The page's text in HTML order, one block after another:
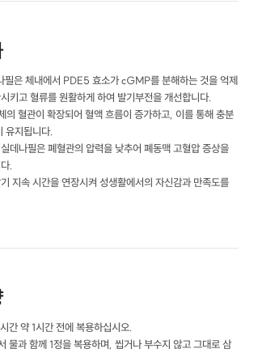
필은 체내에서 PDE5 효소가 cGMP를 분해하는 것을 억제
키고 혈류를 원활하게 하여 발기부전을 개선합니다.
의 혈관이 확장되어 혈액 흐름이 증가하고, 이를 통해 충분
유지됩니다.
데나필은 폐혈관의 압력을 낮추어 폐동맥 고혈압 증상을
.
지속 시간을 연장시켜 성생활에서의 자신감과 만족도를
간 약 1시간 전에 복용하십시오.
물과 함께 1정을 복용하며, 씹거나 부수지 않고 그대로 삼